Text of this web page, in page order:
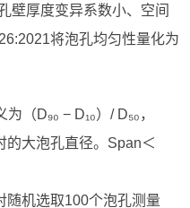
壁厚度变异系数小、空间
将泡孔均匀性量化为
为（D₉₀ − D₁₀）/ D₅₀，
的大泡孔直径。Span＜
随机选取100个泡孔测量